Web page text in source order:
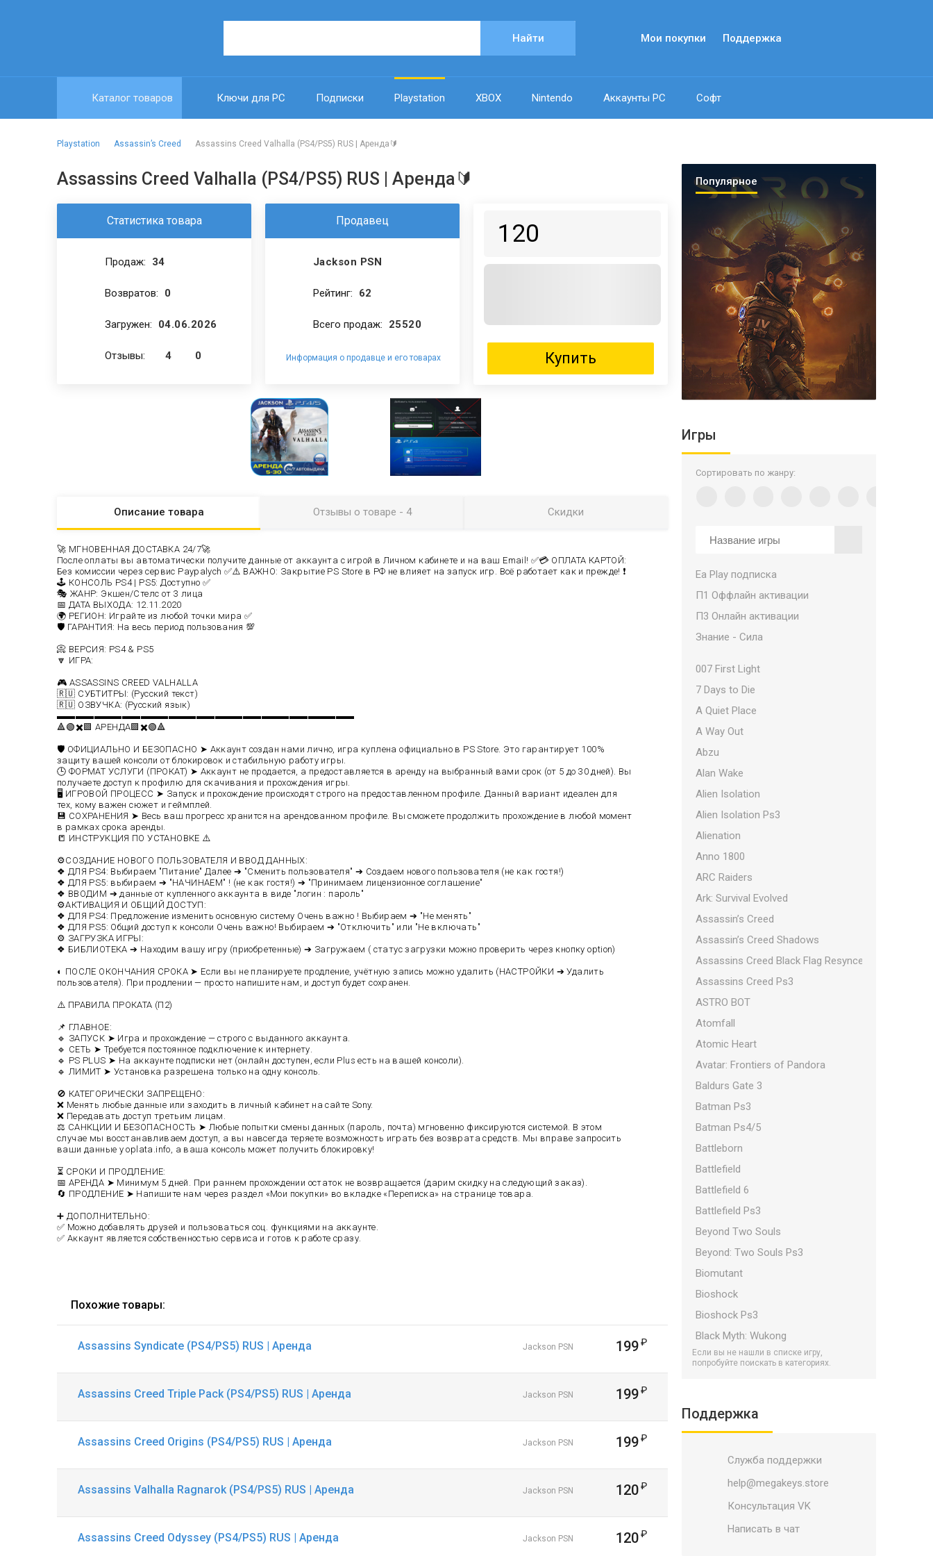
Найти Мои покупки Поддержка
Каталог товаров Ключи для PC Подписки Playstation XBOX Nintendo Аккаунты PC Софт
Популярное
Игры
Сортировать по жанру:
Ea Play подписка
П1 Оффлайн активации
П3 Онлайн активации
Знание - Сила
007 First Light
7 Days to Die
A Quiet Place
A Way Out
Abzu
Alan Wake
Alien Isolation
Alien Isolation Ps3
Alienation
Anno 1800
ARC Raiders
Ark: Survival Evolved
Assassin’s Creed
Assassin’s Creed Shadows
Assassins Creed Black Flag Resynced
Assassins Creed Ps3
ASTRO BOT
Atomfall
Atomic Heart
Avatar: Frontiers of Pandora
Baldurs Gate 3
Batman Ps3
Batman Ps4/5
Battleborn
Battlefield
Battlefield 6
Battlefield Ps3
Beyond Two Souls
Beyond: Two Souls Ps3
Biomutant
Bioshock
Bioshock Ps3
Black Myth: Wukong
Bloodborne
Borderlands Ps3
Call of Duty Ps3
Call of Duty PS5/PS4
Call of Duty: Black Ops 7
Catalyst
Если вы не нашли в списке игру,
попробуйте поискать в категориях.
Поддержка
Служба поддержки
help@megakeys.store
Консультация VK
Написать в чат
Playstation Assassin’s Creed Assassins Creed Valhalla (PS4/PS5) RUS | Аренда🔰
Assassins Creed Valhalla (PS4/PS5) RUS | Аренда🔰
Статистика товара
Продаж: 34
Возвратов: 0
Загружен: 04.06.2026
Отзывы: 4 0
Продавец
Jackson PSN
Рейтинг: 62
Всего продаж: 25520
Информация о продавце и его товарах
120
Купить
Описание товара Отзывы о товаре - 4 Скидки
🚀 МГНОВЕННАЯ ДОСТАВКА 24/7🚀
После оплаты вы автоматически получите данные от аккаунта с игрой в Личном кабинете и на ваш Email! ✅💳 ОПЛАТА КАРТОЙ:
Без комиссии через сервис Paypalych ✅⚠️ ВАЖНО: Закрытие PS Store в РФ не влияет на запуск игр. Всё работает как и прежде! ❗️
🕹️ КОНСОЛЬ PS4 | PS5: Доступно ✅
🎭 ЖАНР: Экшен/Стелс от 3 лица
📅 ДАТА ВЫХОДА: 12.11.2020
🌍 РЕГИОН: Играйте из любой точки мира ✅
🛡️ ГАРАНТИЯ: На весь период пользования 💯
📀 ВЕРСИЯ: PS4 & PS5
🔽 ИГРА:
🎮 ASSASSINS CREED VALHALLA
🇷🇺 СУБТИТРЫ: (Русский текст)
🇷🇺 ОЗВУЧКА: (Русский язык)
▬▬▬▬▬▬▬▬▬▬▬▬▬▬▬▬▬▬▬▬▬▬▬▬▬▬▬▬▬▬▬▬
🔺🟢✖️🟪 АРЕНДА🟪✖️🟢🔺
🛡️ ОФИЦИАЛЬНО И БЕЗОПАСНО ➤ Аккаунт создан нами лично, игра куплена официально в PS Store. Это гарантирует 100%
защиту вашей консоли от блокировок и стабильную работу игры.
🕒 ФОРМАТ УСЛУГИ (ПРОКАТ) ➤ Аккаунт не продается, а предоставляется в аренду на выбранный вами срок (от 5 до 30 дней). Вы
получаете доступ к профилю для скачивания и прохождения игры.
🖥️ ИГРОВОЙ ПРОЦЕСС ➤ Запуск и прохождение происходят строго на предоставленном профиле. Данный вариант идеален для
тех, кому важен сюжет и геймплей.
💾 СОХРАНЕНИЯ ➤ Весь ваш прогресс хранится на арендованном профиле. Вы сможете продолжить прохождение в любой момент
в рамках срока аренды.
📒 ИНСТРУКЦИЯ ПО УСТАНОВКЕ ⚠️
⚙️СОЗДАНИЕ НОВОГО ПОЛЬЗОВАТЕЛЯ И ВВОД ДАННЫХ:
❖ ДЛЯ PS4: Выбираем "Питание" Далее ➔ "Сменить пользователя" ➔ Создаем нового пользователя (не как гостя!)
❖ ДЛЯ PS5: выбираем ➔ "НАЧИНАЕМ" ! (не как гостя!) ➔ "Принимаем лицензионное соглашение"
❖ ВВОДИМ ➔ данные от купленного аккаунта в виде "логин : пароль"
⚙️АКТИВАЦИЯ И ОБЩИЙ ДОСТУП:
❖ ДЛЯ PS4: Предложение изменить основную систему Очень важно ! Выбираем ➔ "Не менять"
❖ ДЛЯ PS5: Общий доступ к консоли Очень важно! Выбираем ➔ "Отключить" или "Не включать"
⚙️ ЗАГРУЗКА ИГРЫ:
❖ БИБЛИОТЕКА ➔ Находим вашу игру (приобретенные) ➔ Загружаем ( статус загрузки можно проверить через кнопку option)
◐ ПОСЛЕ ОКОНЧАНИЯ СРОКА ➤ Если вы не планируете продление, учётную запись можно удалить (НАСТРОЙКИ ➔ Удалить
пользователя). При продлении — просто напишите нам, и доступ будет сохранен.
⚠️ ПРАВИЛА ПРОКАТА (П2)
📌 ГЛАВНОЕ:
🔹 ЗАПУСК ➤ Игра и прохождение — строго с выданного аккаунта.
🔹 СЕТЬ ➤ Требуется постоянное подключение к интернету.
🔹 PS PLUS ➤ На аккаунте подписки нет (онлайн доступен, если Plus есть на вашей консоли).
🔹 ЛИМИТ ➤ Установка разрешена только на одну консоль.
🚫 КАТЕГОРИЧЕСКИ ЗАПРЕЩЕНО:
❌ Менять любые данные или заходить в личный кабинет на сайте Sony.
❌ Передавать доступ третьим лицам.
⚖️ САНКЦИИ И БЕЗОПАСНОСТЬ ➤ Любые попытки смены данных (пароль, почта) мгновенно фиксируются системой. В этом
случае мы восстанавливаем доступ, а вы навсегда теряете возможность играть без возврата средств. Мы вправе запросить
ваши данные у oplata.info, а ваша консоль может получить блокировку!
⏳ СРОКИ И ПРОДЛЕНИЕ:
📅 АРЕНДА ➤ Минимум 5 дней. При раннем прохождении остаток не возвращается (дарим скидку на следующий заказ).
🔄 ПРОДЛЕНИЕ ➤ Напишите нам через раздел «Мои покупки» во вкладке «Переписка» на странице товара.
➕ ДОПОЛНИТЕЛЬНО:
✅ Можно добавлять друзей и пользоваться соц. функциями на аккаунте.
✅ Аккаунт является собственностью сервиса и готов к работе сразу.
Похожие товары:
Assassins Syndicate (PS4/PS5) RUS | Аренда Jackson PSN 199
Assassins Creed Triple Pack (PS4/PS5) RUS | Аренда Jackson PSN 199
Assassins Creed Origins (PS4/PS5) RUS | Аренда Jackson PSN 199
Assassins Valhalla Ragnarok (PS4/PS5) RUS | Аренда Jackson PSN 120
Assassins Creed Odyssey (PS4/PS5) RUS | Аренда Jackson PSN 120